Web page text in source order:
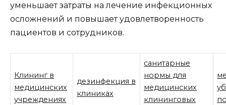
уменьшает затраты на лечение инфекционных
осложнений и повышает удовлетворенность
пациентов и сотрудников.
Клининг в
медицинских
учреждениях
дезинфекция в
клиниках
санитарные
нормы для
медицинских
клининговых